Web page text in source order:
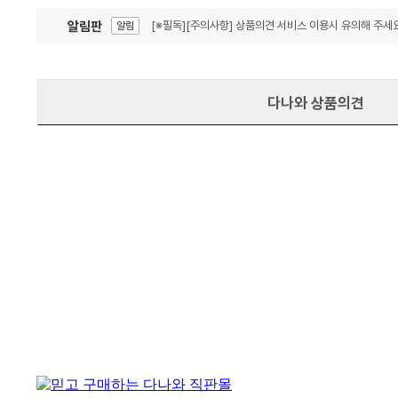
알림판 알림 [※필독][주의사항] 상품의견 서비스 이용시 유의해 주세
다나와 상품의견